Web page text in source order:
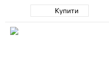
Купити